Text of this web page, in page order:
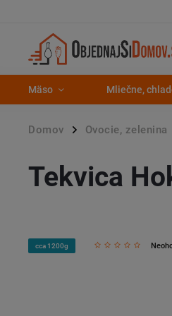
Mäso Mliečne,
Domov / Ovocie, zelenina
Tekvica
cca 1200g